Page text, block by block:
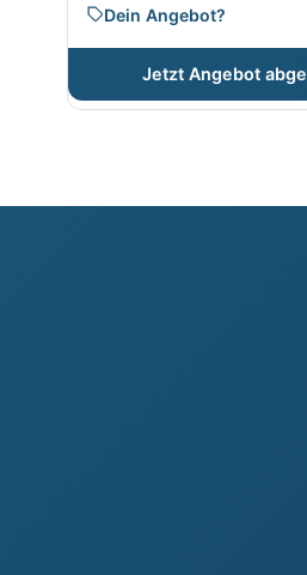
Dein Angebot?
Jetzt Angebot